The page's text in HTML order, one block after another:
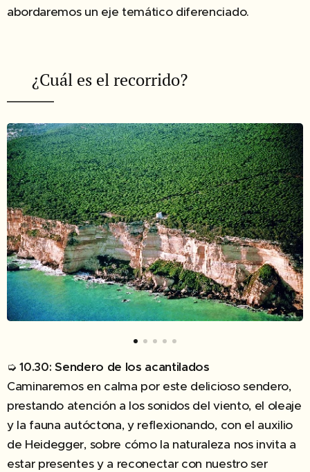
abordaremos un eje temático diferenciado.
✔︎ ¿Cuál es el recorrido?
➭10.30:Sendero de los acantilados
Caminaremos en calma por este delicioso sendero,
prestando atención a los sonidos del viento, el oleaje
y la fauna autóctona, y reflexionando, con el auxilio
de Heidegger, sobre cómo la naturaleza nos invita a
estar presentes y a reconectar con nuestro ser